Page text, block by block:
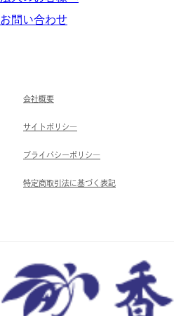
お問い合わせ
会社概要
サイトポリシ―
ブライパシーポリシ―
特定商取引法に基づく表記